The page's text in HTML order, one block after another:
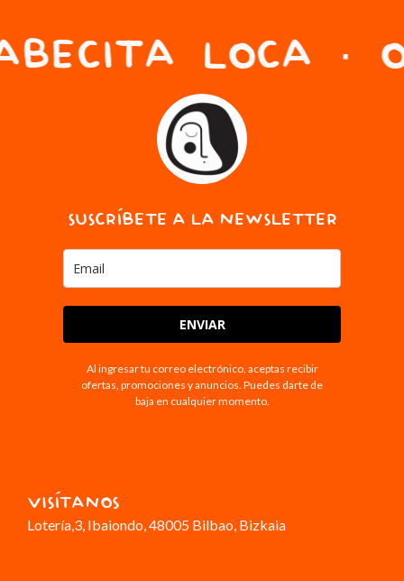
LOCA ·
SUSCRÍBETE A LA NEWSLETTER
ENVIAR
Al ingresar tu correo electrónico, aceptas recibir
ofertas, promociones y anuncios. Puedes darte de
baja en cualquier momento.
VISÍTANOS
Lotería,3, Ibaiondo, 48005 Bilbao, Bizkaia